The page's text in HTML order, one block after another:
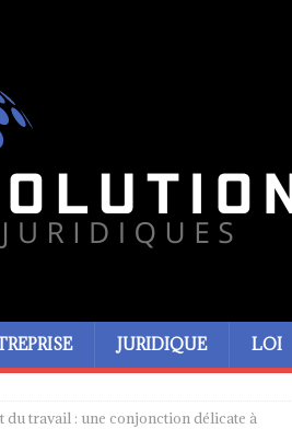
JURIDIQUE LOI
du travail : une conjonction délicate à